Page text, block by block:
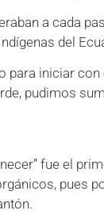
a cada
del
para iniciar
pudimos
fue el
pues